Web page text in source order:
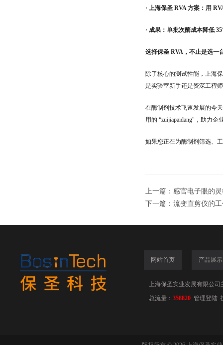
· 上海保圣 RVA 方案：用
· 成果：单批次酶成本降低
选择保圣 RVA，不止是选一
除了核心的测试性能，上海
是实验室新手还是资深工程
在酶制剂技术飞速发展的今
用的 “zuijiapaidang"，助力
如果您正在为酶制剂筛选、
上一篇： 感官电子眼的
下一篇： 流变直剪仪的
网站首页 产品展示
上海保圣实业发展有限公司
总流量： 358820 管理登陆